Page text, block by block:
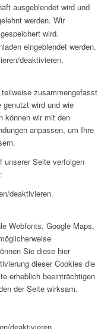
ausgeblendet wird und
werden. Wir
wird.
eingeblendet werden.
deaktivieren.
zusammengefasst
wird und wie
können wir mit den
anpassen, um Ihre
unserer Seite verfolgen
deaktivieren.
Webfonts, Google Maps,
Sie diese hier
dieser Cookies die
erheblich beeinträchtigen
der Seite wirksam.